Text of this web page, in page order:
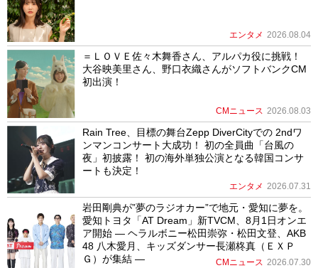
エンタメ 2026.08.04
＝ＬＯＶＥ佐々木舞香さん、アルパカ役に挑戦！
大谷映美里さん、野口衣織さんがソフトバンクCM
初出演！
CMニュース 2026.08.03
Rain Tree、目標の舞台Zepp DiverCityでの 2ndワ
ンマンコンサート大成功！ 初の全員曲「台風の
夜」初披露！ 初の海外単独公演となる韓国コンサ
ートも決定！
エンタメ 2026.07.31
岩田剛典が”夢のラジオカー”で地元・愛知に夢を。
愛知トヨタ「AT Dream」新TVCM、8月1日オンエ
ア開始 ― ヘラルボニー松田崇弥・松田文登、AKB
48 八木愛月、キッズダンサー長瀬柊真（ＥＸＰ
Ｇ）が集結 ―
CMニュース 2026.07.30